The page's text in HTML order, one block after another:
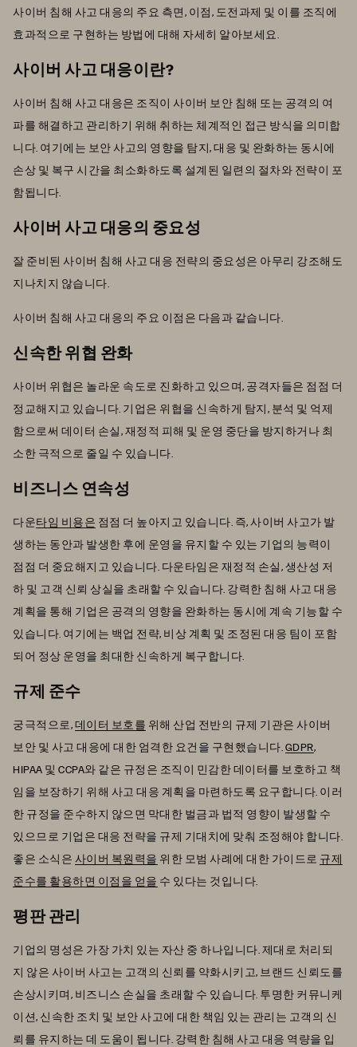
사이버 침해 사고 대응의 주요 측면, 이점, 도전과제 및 이를 조직에
효과적으로 구현하는 방법에 대해 자세히 알아보세요.
사이버 사고 대응이란?
사이버 침해 사고 대응은 조직이 사이버 보안 침해 또는 공격의 여
파를 해결하고 관리하기 위해 취하는 체계적인 접근 방식을 의미합
니다. 여기에는 보안 사고의 영향을 탐지, 대응 및 완화하는 동시에
손상 및 복구 시간을 최소화하도록 설계된 일련의 절차와 전략이 포
함됩니다.
사이버 사고 대응의 중요성
잘 준비된 사이버 침해 사고 대응 전략의 중요성은 아무리 강조해도
지나치지 않습니다.
사이버 침해 사고 대응의 주요 이점은 다음과 같습니다.
신속한 위협 완화
사이버 위협은 놀라운 속도로 진화하고 있으며, 공격자들은 점점 더
정교해지고 있습니다. 기업은 위협을 신속하게 탐지, 분석 및 억제
함으로써 데이터 손실, 재정적 피해 및 운영 중단을 방지하거나 최
소한 극적으로 줄일 수 있습니다.
비즈니스 연속성
다운타임 비용은 점점 더 높아지고 있습니다. 즉, 사이버 사고가 발
생하는 동안과 발생한 후에 운영을 유지할 수 있는 기업의 능력이
점점 더 중요해지고 있습니다. 다운타임은 재정적 손실, 생산성 저
하 및 고객 신뢰 상실을 초래할 수 있습니다. 강력한 침해 사고 대응
계획을 통해 기업은 공격의 영향을 완화하는 동시에 계속 기능할 수
있습니다. 여기에는 백업 전략, 비상 계획 및 조정된 대응 팀이 포함
되어 정상 운영을 최대한 신속하게 복구합니다.
규제 준수
궁극적으로,데이터 보호를 위해 산업 전반의 규제 기관은 사이버
보안 및 사고 대응에 대한 엄격한 요건을 구현했습니다.GDPR,
HIPAA 및 CCPA와 같은 규정은 조직이 민감한 데이터를 보호하고 책
임을 보장하기 위해 사고 대응 계획을 마련하도록 요구합니다. 이러
한 규정을 준수하지 않으면 막대한 벌금과 법적 영향이 발생할 수
있으므로 기업은 대응 전략을 규제 기대치에 맞춰 조정해야 합니다.
좋은 소식은 사이버 복원력을 위한 모범 사례에 대한 가이드로 규제
준수를 활용하면 이점을 얻을 수 있다는 것입니다.
평판 관리
기업의 명성은 가장 가치 있는 자산 중 하나입니다. 제대로 처리되
지 않은 사이버 사고는 고객의 신뢰를 약화시키고, 브랜드 신뢰도를
손상시키며, 비즈니스 손실을 초래할 수 있습니다. 투명한 커뮤니케
이션, 신속한 조치 및 보안 사고에 대한 책임 있는 관리는 고객의 신
뢰를 유지하는 데 도움이 됩니다. 강력한 침해 사고 대응 역량을 입